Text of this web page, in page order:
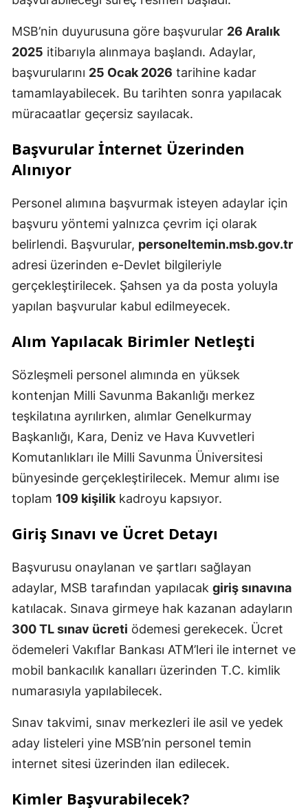
MSB’nin duyurusuna göre başvurular 26 Aralık
2025 itibarıyla alınmaya başlandı. Adaylar,
başvurularını 25 Ocak 2026 tarihine kadar
tamamlayabilecek. Bu tarihten sonra yapılacak
müracaatlar geçersiz sayılacak.
Başvurular İnternet Üzerinden
Alınıyor
Personel alımına başvurmak isteyen adaylar için
başvuru yöntemi yalnızca çevrim içi olarak
belirlendi. Başvurular, personeltemin.msb.gov.tr
adresi üzerinden e-Devlet bilgileriyle
gerçekleştirilecek. Şahsen ya da posta yoluyla
yapılan başvurular kabul edilmeyecek.
Alım Yapılacak Birimler Netleşti
Sözleşmeli personel alımında en yüksek
kontenjan Milli Savunma Bakanlığı merkez
teşkilatına ayrılırken, alımlar Genelkurmay
Başkanlığı, Kara, Deniz ve Hava Kuvvetleri
Komutanlıkları ile Milli Savunma Üniversitesi
bünyesinde gerçekleştirilecek. Memur alımı ise
toplam 109 kişilikkadroyu kapsıyor.
Giriş Sınavı ve Ücret Detayı
Başvurusu onaylanan ve şartları sağlayan
adaylar, MSB tarafından yapılacak giriş sınavına
katılacak. Sınava girmeye hak kazanan adayların
300 TL sınav ücreti ödemesi gerekecek. Ücret
ödemeleri Vakıflar Bankası ATM’leri ile internet ve
mobil bankacılık kanalları üzerinden T.C. kimlik
numarasıyla yapılabilecek.
Sınav takvimi, sınav merkezleri ile asil ve yedek
aday listeleri yine MSB’nin personel temin
internet sitesi üzerinden ilan edilecek.
Kimler Başvurabilecek?